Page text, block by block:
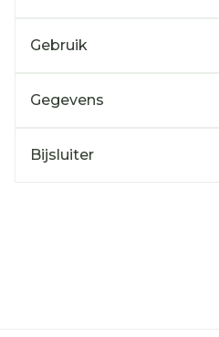
Gebruik
Gegevens
Bijsluiter